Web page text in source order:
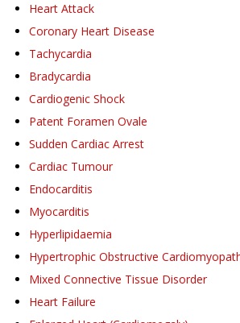
Heart Attack
Coronary Heart Disease
Tachycardia
Bradycardia
Cardiogenic Shock
Patent Foramen Ovale
Sudden Cardiac Arrest
Cardiac Tumour
Endocarditis
Myocarditis
Hyperlipidaemia
Hypertrophic Obstructive
Mixed Connective Tissue Disorder
Heart Failure